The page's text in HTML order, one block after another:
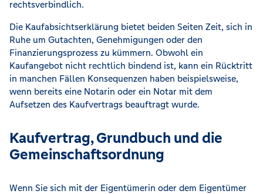
rechtsverbindlich.
Die Kaufabsichtserklärung bietet beiden Seiten Zeit, sich in
Ruhe um Gutachten, Genehmigungen oder den
Finanzierungsprozess zu kümmern. Obwohl ein
Kaufangebot nicht rechtlich bindend ist, kann ein Rücktritt
in manchen Fällen Konsequenzen haben beispielsweise,
wenn bereits eine Notarin oder ein Notar mit dem
Aufsetzen des Kaufvertrags beauftragt wurde.
Kaufvertrag, Grundbuch und die
Gemeinschaftsordnung
Wenn Sie sich mit der Eigentümerin oder dem Eigentümer